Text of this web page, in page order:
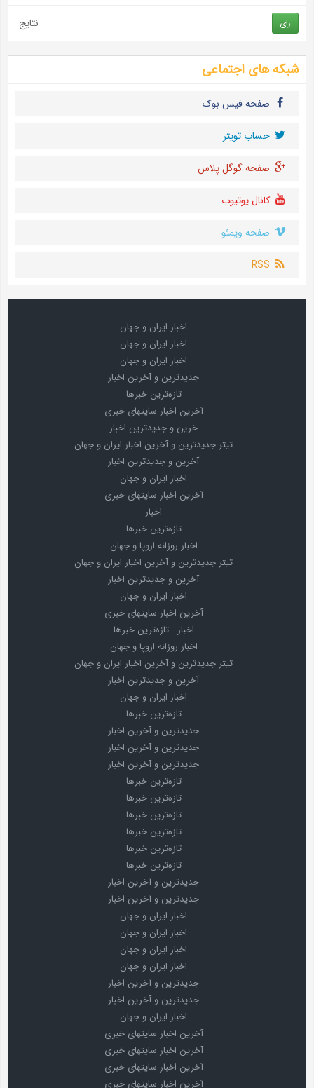
رای نتایج
شبکه های اجتماعی
صفحه فیس بوک
حساب تويتر
صفحه گوگل پلاس
کانال یوتیوب
صفحه ویمئو
RSS
اخبار ایران و جهان
اخبار ایران و جهان
اخبار ایران و جهان
جدیدترین و آخرین اخبار
تازه‌ترین خبرها
آخرین اخبار سایتهای خبری
خرین و جدیدترین اخبار
تیتر جدیدترین و آخرین اخبار ایران و جهان
آخرین و جدیدترین اخبار
اخبار ایران و جهان
آخرین اخبار سایتهای خبری
اخبار
تازه‌ترین خبرها
اخبار روزانه اروپا و جهان
تیتر جدیدترین و آخرین اخبار ایران و جهان
آخرین و جدیدترین اخبار
اخبار ایران و جهان
آخرین اخبار سایتهای خبری
اخبار - تازه‌ترین خبرها
اخبار روزانه اروپا و جهان
تیتر جدیدترین و آخرین اخبار ایران و جهان
آخرین و جدیدترین اخبار
اخبار ایران و جهان
تازه‌ترین خبرها
جدیدترین و آخرین اخبار
جدیدترین و آخرین اخبار
جدیدترین و آخرین اخبار
تازه‌ترین خبرها
تازه‌ترین خبرها
تازه‌ترین خبرها
تازه‌ترین خبرها
تازه‌ترین خبرها
تازه‌ترین خبرها
جدیدترین و آخرین اخبار
جدیدترین و آخرین اخبار
اخبار ایران و جهان
اخبار ایران و جهان
اخبار ایران و جهان
اخبار ایران و جهان
جدیدترین و آخرین اخبار
جدیدترین و آخرین اخبار
اخبار ایران و جهان
آخرین اخبار سایتهای خبری
آخرین اخبار سایتهای خبری
آخرین اخبار سایتهای خبری
آخرین اخبار سایتهای خبری